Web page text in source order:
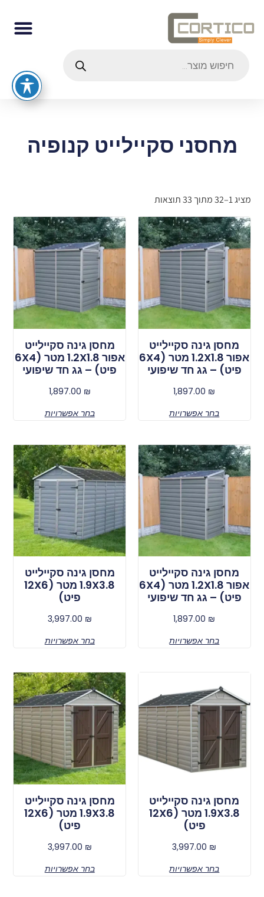
מחסני סקיילייט קנופיה
מציג 1–32 מתוך 33 תוצאות
מחסן גינה סקיילייט
אפור 1.2X1.8 מטר (6X4
פיט) – גג חד שיפועי
1,897.00 ₪
בחר אפשרויות
מחסן גינה סקיילייט
אפור 1.2X1.8 מטר (6X4
פיט) – גג חד שיפועי
1,897.00 ₪
בחר אפשרויות
מחסן גינה סקיילייט
אפור 1.2X1.8 מטר (6X4
פיט) – גג חד שיפועי
1,897.00 ₪
בחר אפשרויות
מחסן גינה סקיילייט
1.9X3.8 מטר (12X6
פיט)
3,997.00 ₪
בחר אפשרויות
מחסן גינה סקיילייט
1.9X3.8 מטר (12X6
פיט)
3,997.00 ₪
בחר אפשרויות
מחסן גינה סקיילייט
1.9X3.8 מטר (12X6
פיט)
3,997.00 ₪
בחר אפשרויות